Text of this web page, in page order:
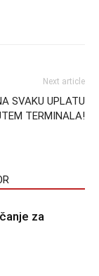
Next article
SVAKU UPLATU
TERMINALA!
za